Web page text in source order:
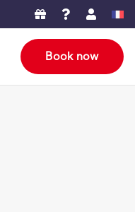
Book now